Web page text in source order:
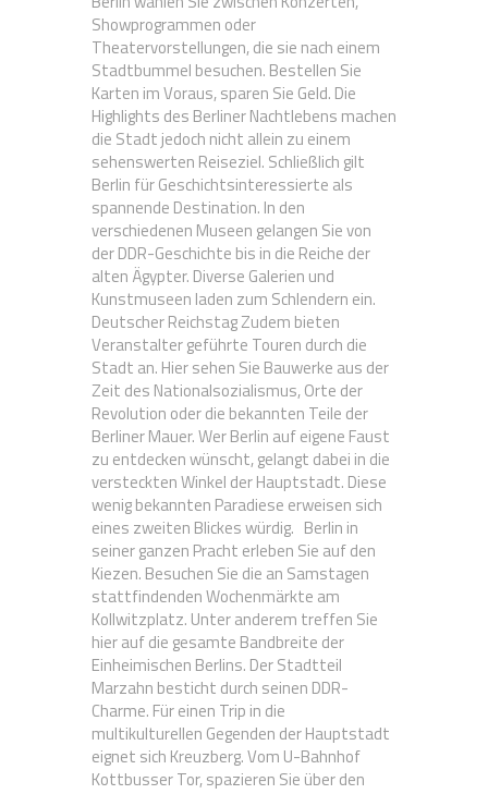
Showprogrammen oder
Theatervorstellungen, die sie nach einem
Stadtbummel besuchen. Bestellen Sie
Karten im Voraus, sparen Sie Geld. Die
Highlights des Berliner Nachtlebens machen
die Stadt jedoch nicht allein zu einem
sehenswerten Reiseziel. Schließlich gilt
Berlin für Geschichtsinteressierte als
spannende Destination. In den
verschiedenen Museen gelangen Sie von
der DDR-Geschichte bis in die Reiche der
alten Ägypter. Diverse Galerien und
Kunstmuseen laden zum Schlendern ein.
Deutscher Reichstag Zudem bieten
Veranstalter geführte Touren durch die
Stadt an. Hier sehen Sie Bauwerke aus der
Zeit des Nationalsozialismus, Orte der
Revolution oder die bekannten Teile der
Berliner Mauer. Wer Berlin auf eigene Faust
zu entdecken wünscht, gelangt dabei in die
versteckten Winkel der Hauptstadt. Diese
wenig bekannten Paradiese erweisen sich
eines zweiten Blickes würdig. Berlin in
seiner ganzen Pracht erleben Sie auf den
Kiezen. Besuchen Sie die an Samstagen
stattfindenden Wochenmärkte am
Kollwitzplatz. Unter anderem treffen Sie
hier auf die gesamte Bandbreite der
Einheimischen Berlins. Der Stadtteil
Marzahn besticht durch seinen DDR-
Charme. Für einen Trip in die
multikulturellen Gegenden der Hauptstadt
eignet sich Kreuzberg. Vom U-Bahnhof
Kottbusser Tor, spazieren Sie über den